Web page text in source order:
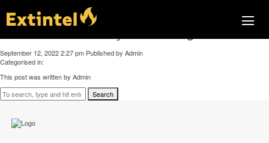
Comercialização, instalação e manutenção de
sistemas de iluminação de emergência
September 12, 2022 2:27 pm Published by Admin
Categorised in:
This post was written by Admin
Search